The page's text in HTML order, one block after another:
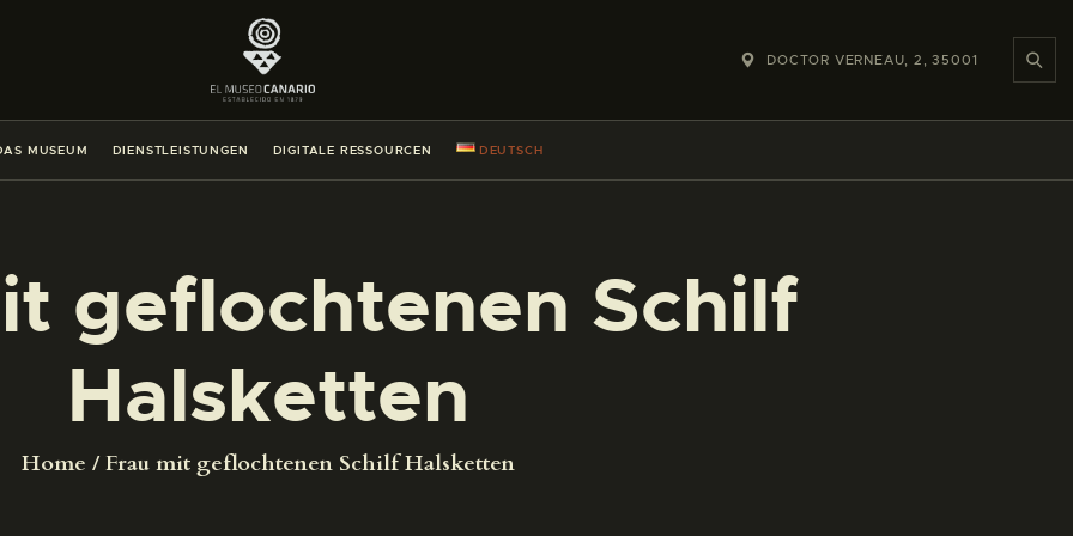
DOCTOR VERNEAU, 2, 35001
MUSEUM DIENSTLEISTUNGEN DIGITALE RESSOURCEN DEUTSCH
geflochtenen Schilf
Halsketten
Home Frau mit geflochtenen Schilf Halsketten
DIENSTLEISTUNGEN
DIGITALE RESSOURCEN
DAS MUSEUM
DIENSTLEISTUNGEN